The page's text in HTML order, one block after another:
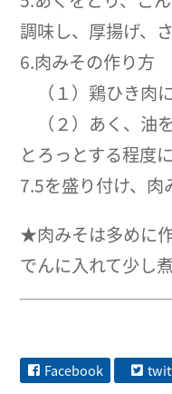
調味し、厚揚げ、
6.肉みその作り方
（１）鶏ひき肉
（２）あく、油
とろっとする程度
7.5を盛り付け、肉
★肉みそは多めに
でんに入れて少し
Facebook